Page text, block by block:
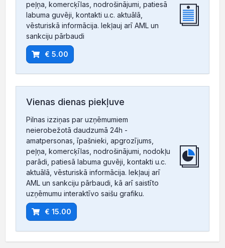
peļņa, komercķīlas, nodrošinājumi, patiesā
labuma guvēji, kontakti u.c. aktuālā,
vēsturiskā informācija. Iekļauj arī AML un
sankciju pārbaudi
€ 5.00
Vienas dienas piekļuve
Pilnas izziņas par uzņēmumiem
neierobežotā daudzumā 24h -
amatpersonas, īpašnieki, apgrozījums,
peļņa, komercķīlas, nodrošinājumi, nodokļu
parādi, patiesā labuma guvēji, kontakti u.c.
aktuālā, vēsturiskā informācija. Iekļauj arī
AML un sankciju pārbaudi, kā arī saistīto
uzņēmumu interaktīvo saišu grafiku.
€ 15.00